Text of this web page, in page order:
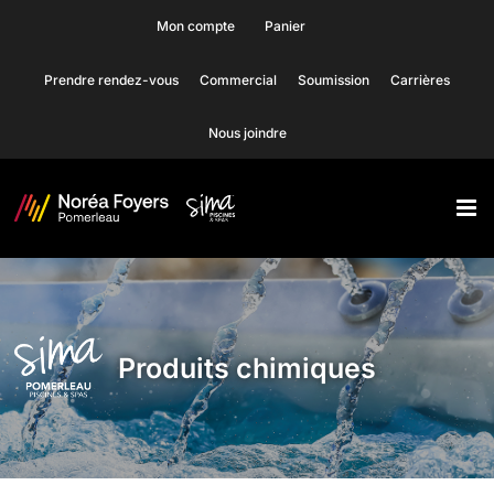
content
Mon compte Panier
Prendre rendez-vous Commercial Soumission Carrières
Nous joindre
Produits chimiques